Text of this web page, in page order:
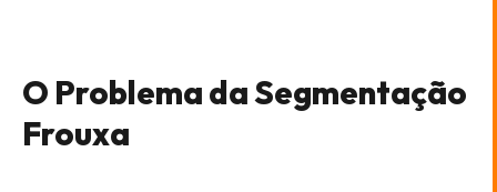
O Problema da Segmentação
Frouxa